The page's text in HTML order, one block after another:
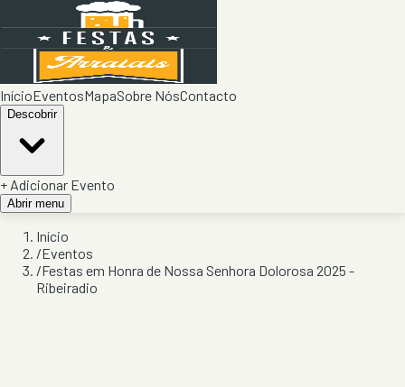
InícioEventosMapaSobre NósContacto
Descobrir
+ Adicionar Evento
Abrir menu
Início
/Eventos
/Festas em Honra de Nossa Senhora Dolorosa 2025 -
Ribeiradio